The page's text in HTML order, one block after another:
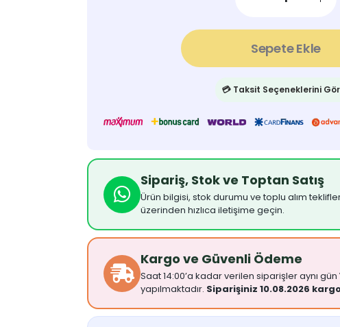
Sepete Ekle
💳 Taksit Seçeneklerini
Sipariş, Stok ve Toptan Satış
Ürün bilgisi, stok durumu ve toplu alım
üzerinden hızlıca iletişime geçin.
Kargo ve Güvenli Ödeme
Saat 14:00’a kadar verilen siparişler aynı
yapılmaktadır. Siparişiniz 10.08.2026